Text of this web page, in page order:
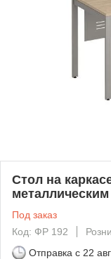
Стол на
металлическим
Под заказ
Код: ФР 192
Отправка с 22